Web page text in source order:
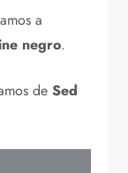
a
negro.
deSed